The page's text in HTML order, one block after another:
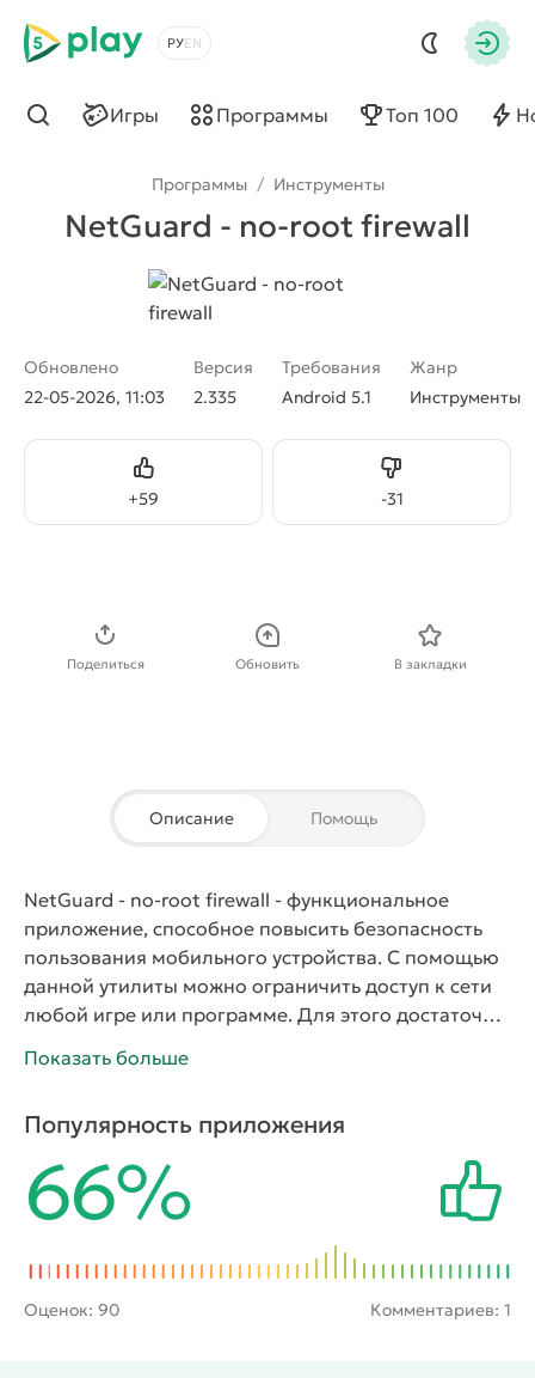
5play
Выбрать язык
Игры Программы Топ 100
Найти
Программы / Инструменты
NetGuard - no-root firewall
Обновлено
22-05-2026, 11:03
Версия
2.335
Требования
Android 5.1
Жанр
Инструменты
+59
Нравится -31
Не нравится
Поделиться Обновить В закладки
Описание Помощь
NetGuard - no-root firewall - функциональное
приложение, способное повысить безопасность
пользования мобильного устройства. С помощью
данной утилиты можно ограничить доступ к сети
любой игре или программе. Для этого достаточно
Ограничение доступа к Интернету позволит
трафика, уменьшит расход батареи, а главное -
обеспечить конфиденциальность передачи
данных пользователя. При этом для гаджета не
нужно применять рут-права
Показать больше
Популярность приложения
66%
Оценок: 90 Комментариев: 1